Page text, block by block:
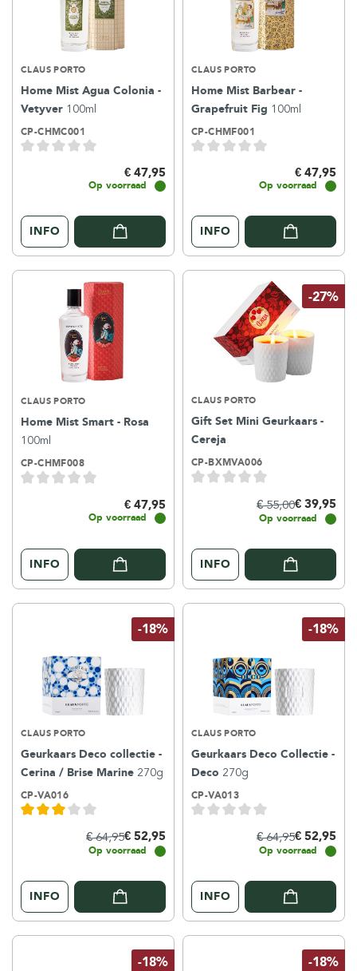
CLAUS PORTO
Home Mist Agua Colonia -
Vetyver 100ml
CP-CHMC001
€ 47,95
Op voorraad
INFO
CLAUS PORTO
Home Mist Barbear -
Grapefruit Fig 100ml
CP-CHMF001
€ 47,95
Op voorraad
INFO
CLAUS PORTO
Home Mist Smart - Rosa
100ml
CP-CHMF008
€ 47,95
Op voorraad
INFO
-27%
CLAUS PORTO
Gift Set Mini Geurkaars -
Cereja
CP-BXMVA006
€ 55,00€ 39,95
Op voorraad
INFO
-18%
CLAUS PORTO
Geurkaars Deco collectie -
Cerina / Brise Marine 270g
CP-VA016
€ 64,95€ 52,95
Op voorraad
INFO
-18%
CLAUS PORTO
Geurkaars Deco Collectie -
Deco 270g
CP-VA013
€ 64,95€ 52,95
Op voorraad
INFO
-18% -18%